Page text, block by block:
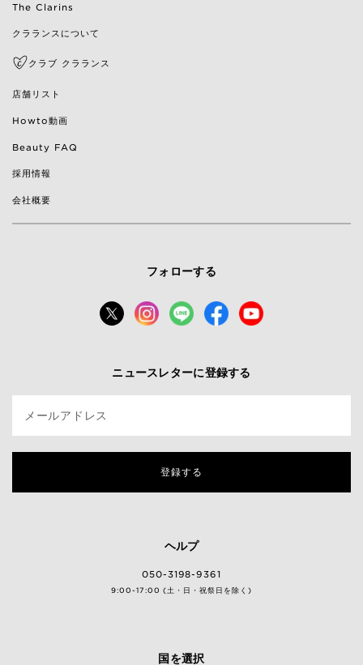
The Clarins
クラランスについて
クラブ クラランス
店舗リスト
Howto動画
Beauty FAQ
採用情報
会社概要
フォローする
ニュースレターに登録する
メールアドレス
登録する
ヘルプ
050-3198-9361
9:00-17:00 (土・日・祝祭日を除く)
国を選択